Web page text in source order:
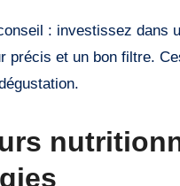
: investissez dans
précis et un bon filtre.